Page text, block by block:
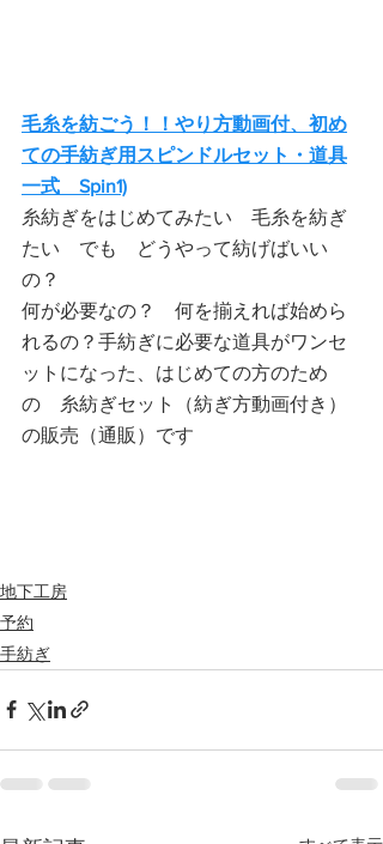
毛糸を紡ごう！！やり方動画付、初め
ての手紡ぎ用スピンドルセット・道具
一式　Spin1)
糸紡ぎをはじめてみたい　毛糸を紡ぎ
たい　でも　どうやって紡げばいい
の？
何が必要なの？　何を揃えれば始めら
れるの？手紡ぎに必要な道具がワンセ
ットになった、はじめての方のため
の　糸紡ぎセット（紡ぎ方動画付き）
の販売（通販）です
地下工房
予約
手紡ぎ